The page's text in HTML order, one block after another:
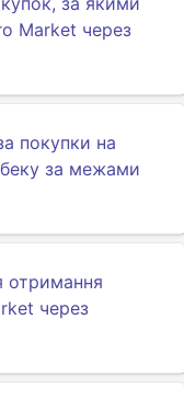
Market через
покупки на
за межами
отримання
через